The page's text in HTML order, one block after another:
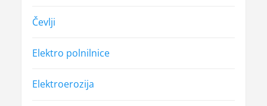
Čevlji
Elektro polnilnice
Elektroerozija